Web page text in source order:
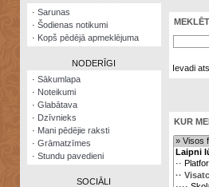
Šodienas
notikumi
Visatcera
almanahs
Arhīvs
· Sarunas
· Šodienas notikumi
· Kopš pēdējā apmeklējuma
NODERĪGI
· Sākumlapa
· Noteikumi
· Glabātava
· Dzīvnieks
· Mani pēdējie raksti
· Grāmatzīmes
· Stundu pavedieni
SOCIĀLI
Ievadi
KUR